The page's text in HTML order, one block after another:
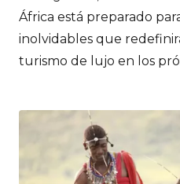
África está preparado
inolvidables que
turismo de lujo en los